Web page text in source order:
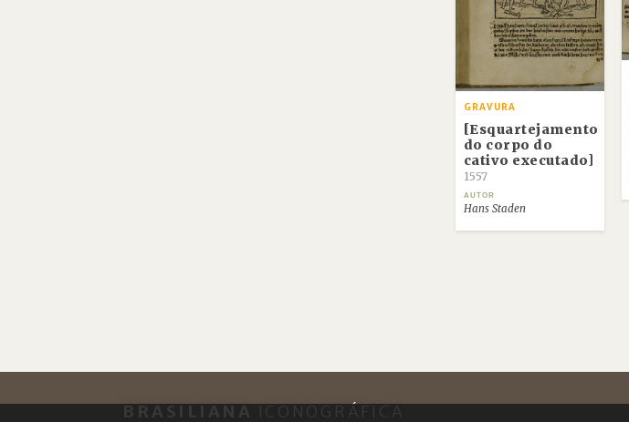
GRAVURA
[Esquartejamento
do corpo do
cativo executado]
1557
AUTOR
Hans Staden
BRASILIANA ICONOGRÁFICA